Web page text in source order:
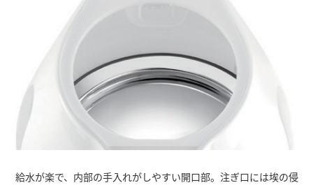
給水が楽で、内部の手入れがしやすい開口部。注ぎ口には埃の侵